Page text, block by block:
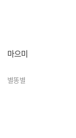
마으미
별똥별